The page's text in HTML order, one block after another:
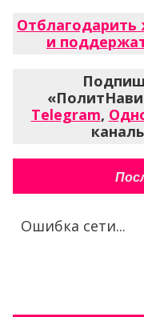
Отблагодарить
и
Telegram,
Ошибка сети...